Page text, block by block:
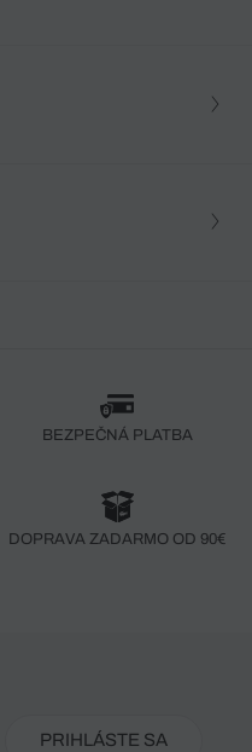
BEZPEČNÁ PLATBA
DOPRAVA ZADARMO OD 90€
PRIHLÁSTE SA